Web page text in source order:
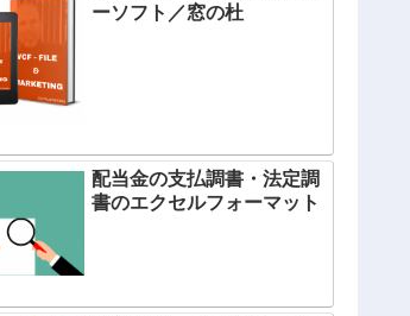
ーソフト／窓の杜
配当金の支払調書・法定調
書のエクセルフォーマット